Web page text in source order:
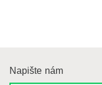
Napište nám